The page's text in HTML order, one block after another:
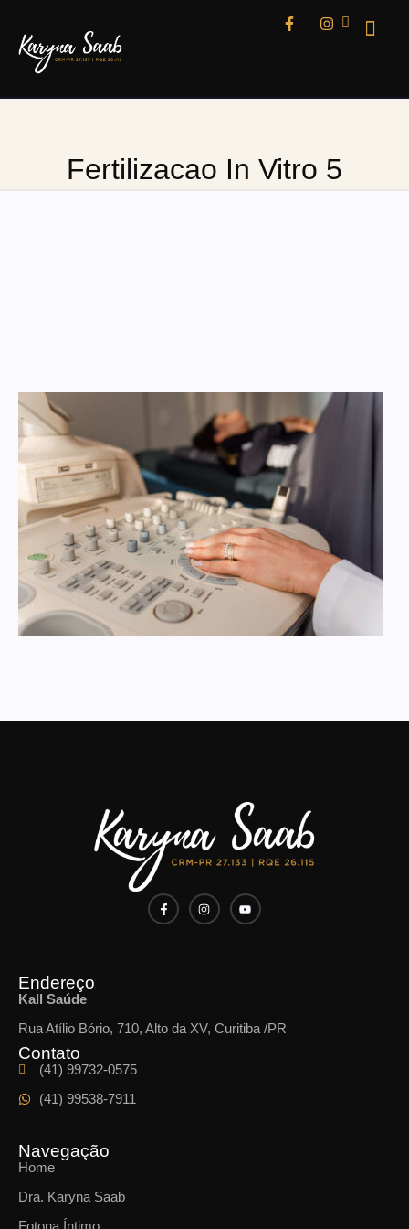
Fertilizacao In Vitro 5
Endereço
Kall Saúde
Rua Atílio Bório, 710, Alto da XV, Curitiba /PR
Contato
(41) 99732-0575
(41) 99538-7911
Navegação
Home
Dra. Karyna Saab
Fotona Íntimo